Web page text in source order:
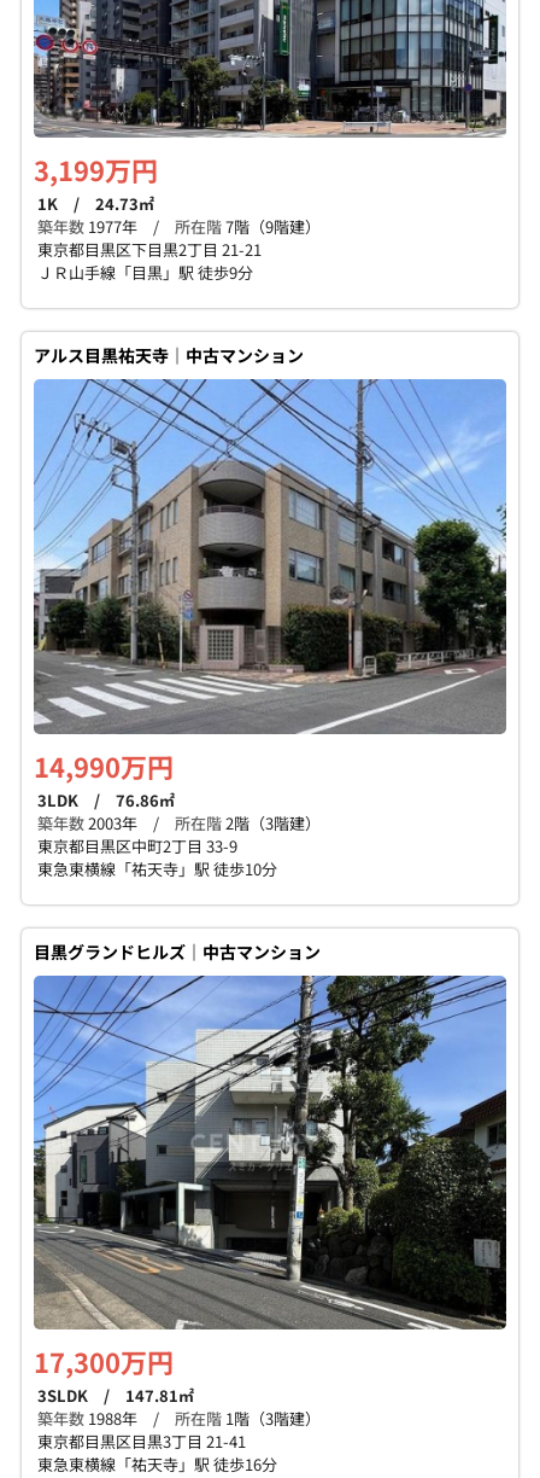
3,199万円
1K / 24.73㎡
築年数 1977年 / 所在階7階（9階建）
東京都目黒区下目黒2丁目 21-21
ＪＲ山手線「目黒」駅 徒歩9分
アルス目黒祐天寺｜中古マンション
14,990万円
3LDK / 76.86㎡
築年数2003年 / 所在階2階（3階建）
東京都目黒区中町2丁目 33-9
東急東横線「祐天寺」駅 徒歩10分
目黒グランドヒルズ｜中古マンション
17,300万円
3SLDK / 147.81㎡
築年数 1988年 / 所在階 1階（3階建）
東京都目黒区目黒3丁目 21-41
東急東横線「祐天寺」駅 徒歩16分